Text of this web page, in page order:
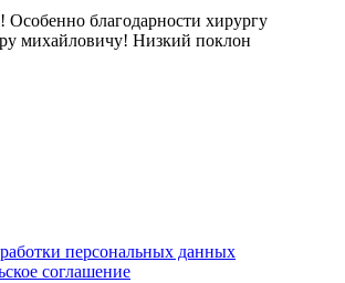
Особенно благодарности хирургу
михайловичу! Низкий поклон
персональных данных
соглашение